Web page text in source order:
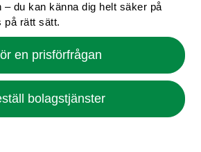
– du kan känna dig helt säker på
på rätt sätt.
en prisförfrågan
bolagstjänster